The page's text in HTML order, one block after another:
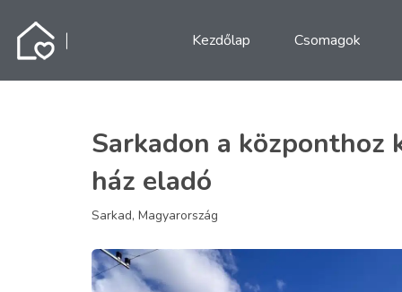
Kezdőlap Csomagok
Sarkadon a központhoz
ház eladó
Sarkad, Magyarország